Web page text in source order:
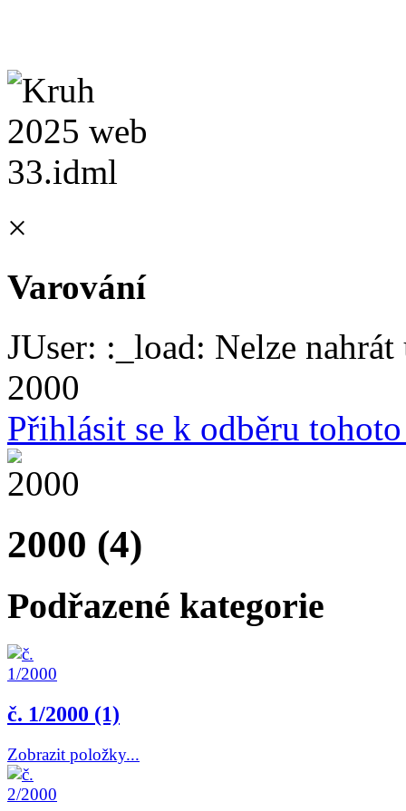
×
Varování
JUser: :_load: Nelze
2000
Přihlásit se k odběru
2000 (4)
Podřazené kategorie
č. 1/2000 (1)
Zobrazit položky...